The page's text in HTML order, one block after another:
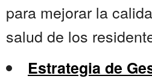
para mejorar la
salud de los
Estrategia de